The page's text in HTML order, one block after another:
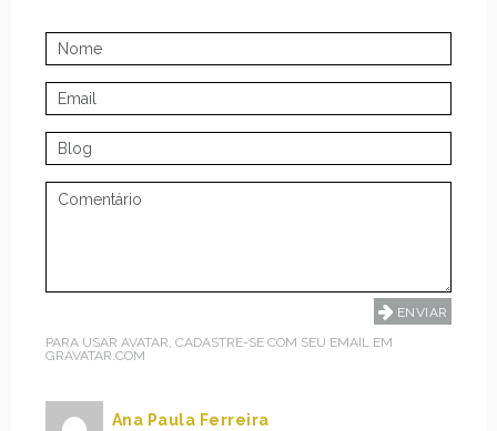
PARA USAR AVATAR, CADASTRE-SE COM SEU EMAIL EM
GRAVATAR.COM
Ana Paula Ferreira